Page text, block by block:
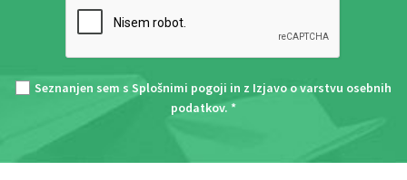
Seznanjen sem s Splošnimi pogoji in z Izjavo o varstvu osebnih
podatkov. *